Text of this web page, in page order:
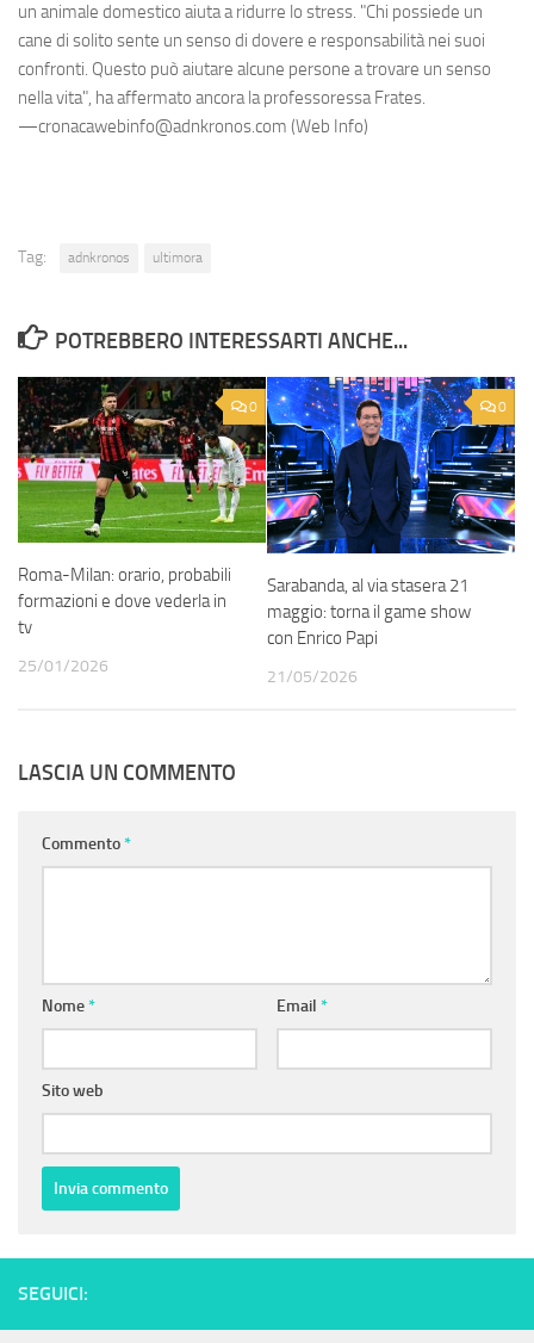
un animale domestico aiuta a ridurre lo stress. "Chi possiede un
cane di solito sente un senso di dovere e responsabilità nei suoi
confronti. Questo può aiutare alcune persone a trovare un senso
nella vita", ha affermato ancora la professoressa Frates.
—cronacawebinfo@adnkronos.com (Web Info)
Tag: adnkronos ultimora
POTREBBERO INTERESSARTI ANCHE...
0
Roma-Milan: orario, probabili
formazioni e dove vederla in
tv
25/01/2026
0
Sarabanda, al via stasera 21
maggio: torna il game show
con Enrico Papi
21/05/2026
LASCIA UN COMMENTO
Commento*
Nome* Email *
Sito web
SEGUICI: